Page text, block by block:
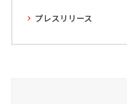
プレスリリース